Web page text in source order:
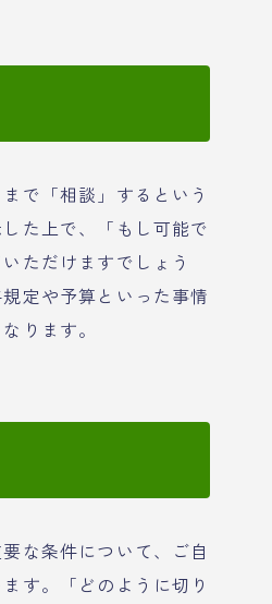
で「相談」するという
た上で、「もし可能で
ただけますでしょう
定や予算といった事情
ります。
な条件について、ご自
す。「どのように切り